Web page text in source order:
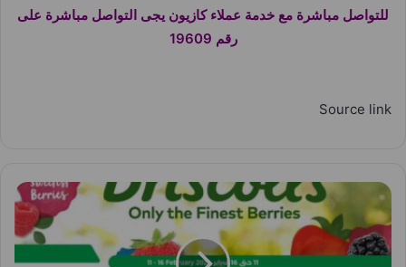
للتواصل مباشرة مع خدمة عملاء كازيون يجى التواصل مباشرة على
رقم 19609
Source link